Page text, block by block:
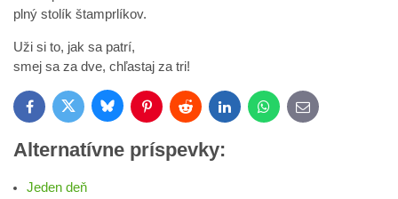
plný stolík štamprlíkov.
Uži si to, jak sa patrí,
smej sa za dve, chľastaj za tri!
FacebookTwitter BlueskyPinterestReddit LinkedInWhatsApp
E-
mail
Alternatívne príspevky:
Jeden deň